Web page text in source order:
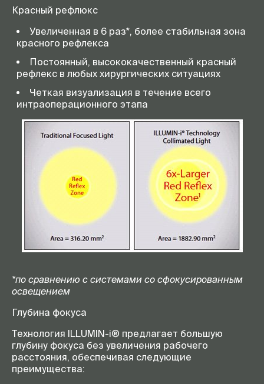
Красный рефлюкс
Увеличенная в 6 раз*, более стабильная зона
красного рефлекса
Постоянный, высококачественный красный
рефлекс в любых хирургических ситуациях
Четкая визуализация в течение всего
интраоперационного этапа
*по сравнению с системами со сфокусированным
освещением
Глубина фокуса
Технология ILLUMIN-i® предлагает большую
глубину фокуса без увеличения рабочего
расстояния, обеспечивая следующие
преимущества: